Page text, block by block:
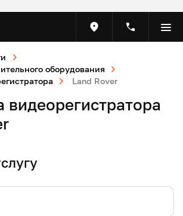
оборудования
Land Rover
видеорегистратора